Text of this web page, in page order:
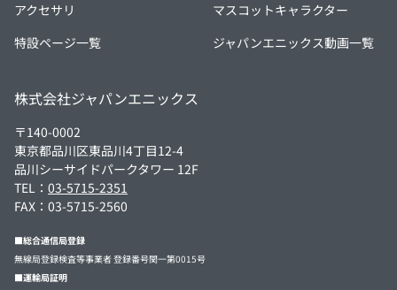
アクセサリ
マスコットキャラクター
特設ページ一覧
ジャパンエニックス動画一覧
株式会社ジャパンエニックス
〒140-0002
東京都品川区東品川4丁目12-4
品川シーサイドパークタワー 12F
TEL： 03-5715-2351
FAX：03-5715-2560
■総合通信局登録
無線局登録検査等事業者 登録番号関一第0015号
■運輸局証明